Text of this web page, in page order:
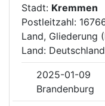
Stadt: Kremmen
Postleitzahl:
Land, Gliederung
Land: Deutschland
2025-01-09
Brandenburg